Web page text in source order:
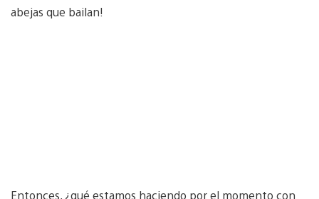
abejas que bailan!
Entonces, ¿qué estamos haciendo por el momento con